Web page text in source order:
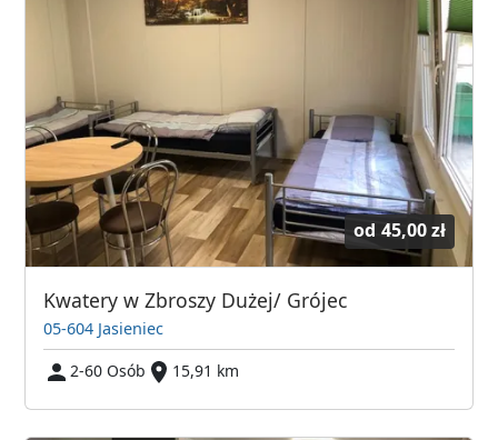
od 45,00 zł
Kwatery w Zbroszy Dużej/ Grójec
05-604 Jasieniec
2-60 Osób
15,91 km